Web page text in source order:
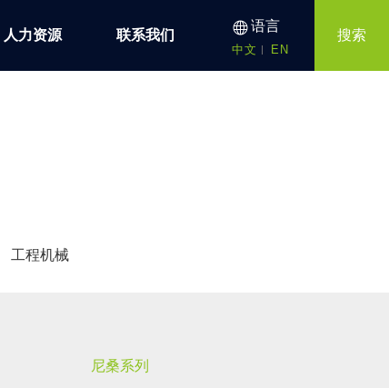
语言
中文 EN
搜索
人力资源 联系我们
工程机械
尼桑系列